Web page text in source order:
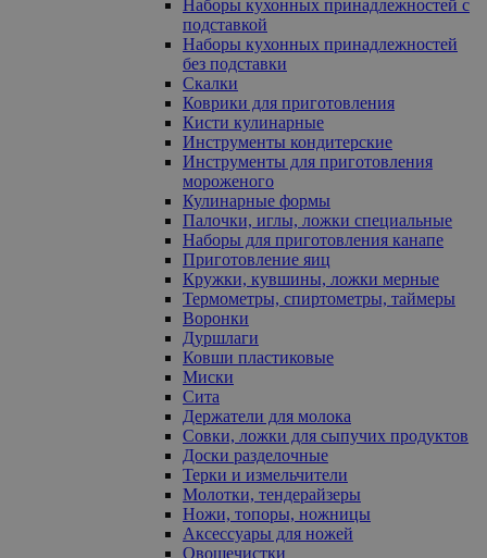
Наборы кухонных принадлежностей с
подставкой
Наборы кухонных принадлежностей
без подставки
Скалки
Коврики для приготовления
Кисти кулинарные
Инструменты кондитерские
Инструменты для приготовления
мороженого
Кулинарные формы
Палочки, иглы, ложки специальные
Наборы для приготовления канапе
Приготовление яиц
Кружки, кувшины, ложки мерные
Термометры, спиртометры, таймеры
Воронки
Дуршлаги
Ковши пластиковые
Миски
Сита
Держатели для молока
Совки, ложки для сыпучих продуктов
Доски разделочные
Терки и измельчители
Молотки, тендерайзеры
Ножи, топоры, ножницы
Аксессуары для ножей
Овощечистки